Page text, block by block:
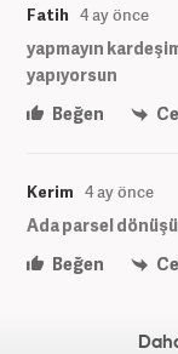
Fatih 4 ay önce
yapmayın
yapıyorsun
Beğen
Kerim 4 ay önce
Ada parsel
Beğen